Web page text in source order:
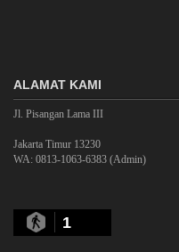
ALAMAT KAMI
Jl. Pisangan Lama III
Jakarta Timur 13230
WA: 0813-1063-6383 (Admin)
1